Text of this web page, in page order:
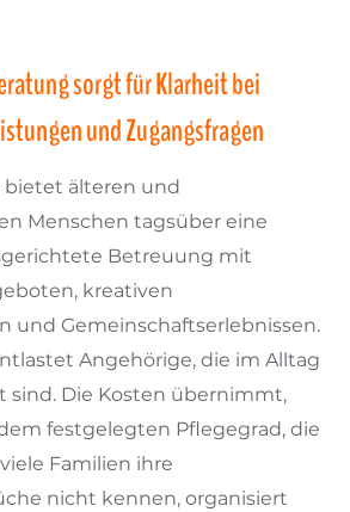
sorgt für Klarheit bei
und Zugangsfragen
bietet älteren und
Menschen tagsüber eine
Betreuung mit
kreativen
und Gemeinschaftserlebnissen.
Angehörige, die im Alltag
sind. Die Kosten übernimmt,
festgelegten Pflegegrad, die
Familien ihre
nicht kennen, organisiert